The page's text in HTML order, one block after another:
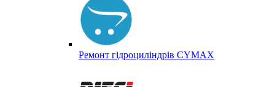
Ремонт гідроциліндрів CYMAX